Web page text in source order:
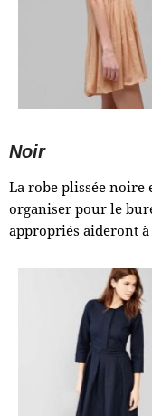
Noir
La robe plissée noire
organiser pour le
appropriés aideront